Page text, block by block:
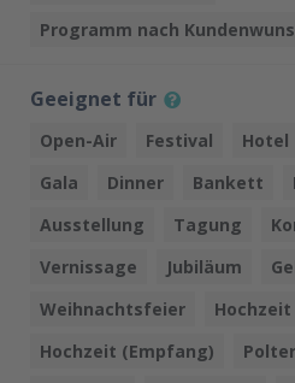
Programm nach
Geeignet für
Open-Air Festival Hotel
Gala
Dinner Bankett
Ausstellung
Tagung
Vernissage
Jubiläum
Weihnachtsfeier
Hochzeit
Hochzeit (Empfang)